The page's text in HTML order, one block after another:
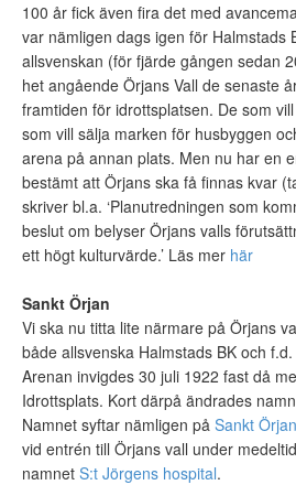
100 år fick även fira det med
var nämligen dags igen för Halmstads
allsvenskan (för fjärde gången sedan
het angående Örjans Vall de senaste
framtiden för idrottsplatsen. De som
som vill sälja marken för husbyggen
arena på annan plats. Men nu har en
bestämt att Örjans ska få finnas kvar
skriver bl.a. ‘Planutredningen som
beslut om belyser Örjans valls
ett högt kulturvärde.’ Läs mer här
Sankt Örjan
Vi ska nu titta lite närmare på Örjans
både allsvenska Halmstads BK och
Arenan invigdes 30 juli 1922 fast då
Idrottsplats. Kort därpå ändrades
Namnet syftar nämligen på Sankt Örjan
vid entrén till Örjans vall under
namnet S:t Jörgens hospital.